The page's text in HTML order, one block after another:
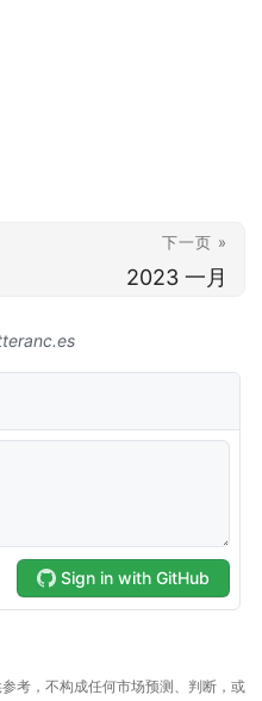
下一页 »
2023 一月
考，不构成任何市场预测、判断，或